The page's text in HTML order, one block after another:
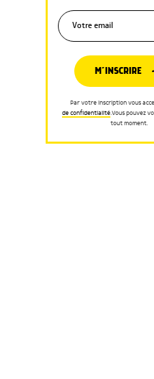
M’INSCRIRE
Par votre inscription vous
de confidentialité.Vous pouvez
tout moment.